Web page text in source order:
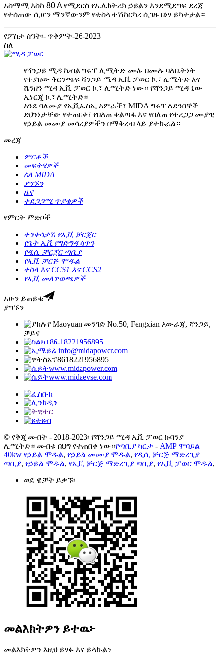
አስማሚ እስከ 80 A የሚደርስ የኤሌክትሪክ ኃይልን እንደሚደግፍ ደረጃ
የተሰጠው ሲሆን ማንኛውንም የቴስላ ተሽከርካሪ ሲገዙ በነፃ ይካተታል።
የፖስታ ሰዓት፡- ጥቅምት-26-2023
ስለ
የሻንጋይ ሚዳ ኬብል ግሩፕ ሊሚትድ ሙሉ በሙሉ ባለቤትነት
የተያዘው ቅርንጫፍ ሻንጋይ ሚዳ ኢቪ ፓወር ኮ.፣ ሊሚትድ እና
ሼንዘን ሚዳ ኢቪ ፓወር ኮ.፣ ሊሚትድ ነው። የሻንጋይ ሚዳ ኒው
ኢነርጂ ኮ.፣ ሊሚትድ።
እንደ ባለሙያ የኢቪኤስኢ አምራች፣ MIDA ግሩፕ ለደንበኞች
ደህንነታቸው የተጠበቀ፣ የበለጠ ቀልጣፋ እና የበለጠ የተረጋጋ ሙያዊ
የኃይል መሙያ መሳሪያዎችን በማቅረብ ላይ ያተኩራል።
መረጃ
ምርቶች
መፍትሄዎች
ስለ MIDA
ያግኙን
ዜና
ተደጋጋሚ ጥያቄዎች
የምርት ምድቦች
ተንቀሳቃሽ የኢቪ ቻርጀር
የቤት ኢቪ የግድግዳ ሳጥን
የዲሲ ቻርጀር ጣቢያ
የኢቪ ቻርጅ ሞዱል
ቴስላ እና CCS1 እና CCS2
የኢቪ መለዋወጫዎች
አሁን ይጠይቁ
ያግኙን
የ Maoyuan መንገድ No.50, Fengxian አውራጃ, ሻንጋይ,
ቻይና
+86-18221956895
info@midapower.com
8618221956895
www.midapower.com
www.midaevse.com
© የቅጂ መብት - 2018-2023፡ የሻንጋይ ሚዳ ኢቪ ፓወር ኩባንያ
ሊሚትድ። መብቱ በህግ የተጠበቀ ነው።የጣቢያ ካርታ - AMP ሞባይል
40kw የኃይል ሞዱል, የኃይል መሙያ ሞዱል, የዲሲ ቻርጅ ማድረጊያ
ጣቢያ, የኃይል ሞዱል, የኢቪ ቻርጅ ማድረጊያ ጣቢያ, የኢቪ ፓወር ሞዱል,
ወደ ዌቻት ይቃኙ፦
መልእክትዎን ይተዉ፦
መልእክትዎን እዚህ ይፃፉ እና ይላኩልን